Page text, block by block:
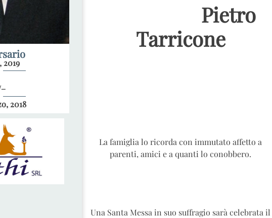
2019
2018
Pietro
Tarricone
La famiglia lo ricorda con immutato affetto a
parenti, amici e a quanti lo conobbero.
Una Santa Messa in suo suffragio sarà celebrata il